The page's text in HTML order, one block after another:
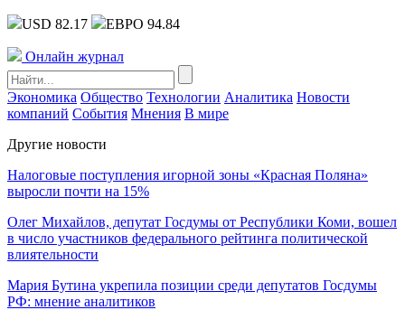
USD 82.17 ЕВРО 94.84
Онлайн журнал
Экономика Общество Технологии Аналитика Новости
компаний События Мнения В мире
Другие новости
Налоговые поступления игорной зоны «Красная Поляна»
выросли почти на 15%
Олег Михайлов, депутат Госдумы от Республики Коми, вошел
в число участников федерального рейтинга политической
влиятельности
Мария Бутина укрепила позиции среди депутатов Госдумы
РФ: мнение аналитиков